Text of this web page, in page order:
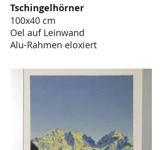
Tschingelhörner
100x40 cm
Oel auf Leinwand
Alu-Rahmen eloxiert